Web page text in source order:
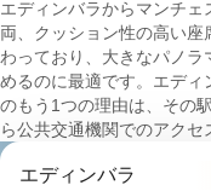
エディンバラからマンチ
両、クッション性の高い
わっており、大きなパノ
めるのに最適です。エデ
のもう1つの理由は、その
ら公共交通機関でのアクセ
エディンバラ